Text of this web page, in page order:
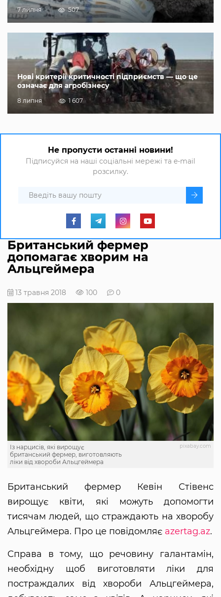
7 липня 507
Нові критерії критичності підприємств — що це
означає для агробізнесу
8 липня 1 607
Не пропусти останні новини!
Підписуйся на наші соціальні мережі та e-mail
розсилку.
Британський фермер
допомагає хворим на
Альцгеймера
13 травня 2018 100 0
pixabay.com
Із нарцисів, які вирощує
британський фермер, виготовляють
ліки від хвороби Альцгеймера
Британський фермер Кевін Стівенс
вирощує квіти, які можуть допомогти
тисячам людей, що страждають на хворобу
Альцгеймера. Про це повідомляє azertag.az.
Справа в тому, що речовину галантамін,
необхідну щоб виготовляти ліки для
постраждалих від хвороби Альцгеймера,